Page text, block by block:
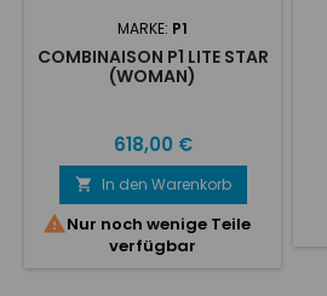
MARKE: P1
COMBINAISON P1 LITE STAR
(WOMAN)
Preis
618,00 €
 In den Warenkorb
Nur noch wenige Teile
verfügbar